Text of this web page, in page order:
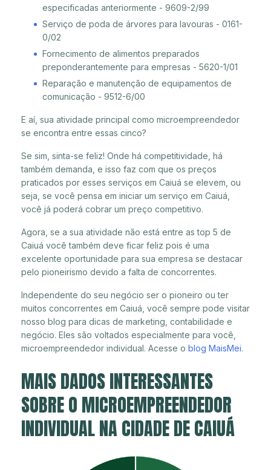
especificadas anteriormente - 9609-2/99
Serviço de poda de árvores para lavouras - 0161-
0/02
Fornecimento de alimentos preparados
preponderantemente para empresas - 5620-1/01
Reparação e manutenção de equipamentos de
comunicação - 9512-6/00
E aí, sua atividade principal como microempreendedor
se encontra entre essas cinco?
Se sim, sinta-se feliz! Onde há competitividade, há
também demanda, e isso faz com que os preços
praticados por esses serviços em Caiuá se elevem, ou
seja, se você pensa em iniciar um serviço em Caiuá,
você já poderá cobrar um preço competitivo.
Agora, se a sua atividade não está entre as top 5 de
Caiuá você também deve ficar feliz pois é uma
excelente oportunidade para sua empresa se destacar
pelo pioneirismo devido a falta de concorrentes.
Independente do seu negócio ser o pioneiro ou ter
muitos concorrentes em Caiuá, você sempre pode visitar
nosso blog para dicas de marketing, contabilidade e
negócio. Eles são voltados especialmente para você,
microempreendedor individual. Acesse o blog MaisMei.
MAIS DADOS INTERESSANTES
SOBRE O MICROEMPREENDEDOR
INDIVIDUAL NA CIDADE DE CAIUÁ